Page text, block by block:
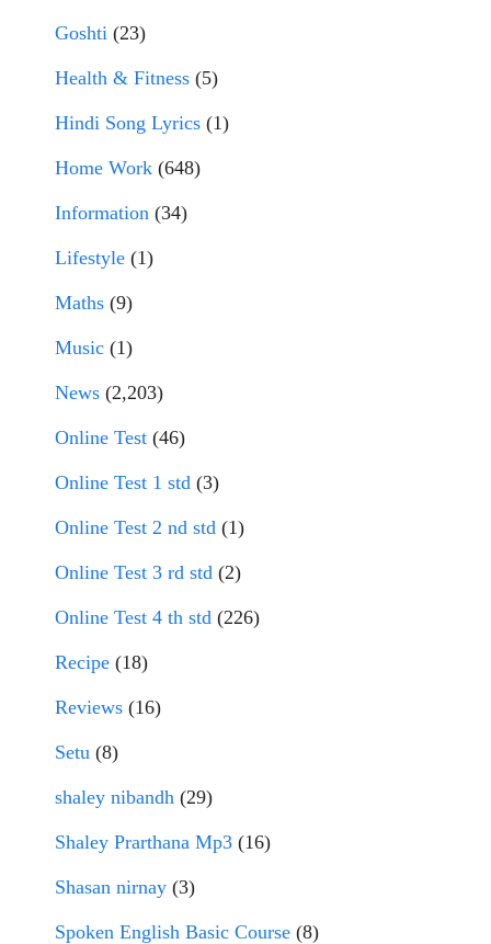
Goshti (23)
Health & Fitness (5)
Hindi Song Lyrics (1)
Home Work (648)
Information (34)
Lifestyle (1)
Maths (9)
Music (1)
News (2,203)
Online Test (46)
Online Test 1 std (3)
Online Test 2 nd std (1)
Online Test 3 rd std (2)
Online Test 4 th std (226)
Recipe (18)
Reviews (16)
Setu (8)
shaley nibandh (29)
Shaley Prarthana Mp3 (16)
Shasan nirnay (3)
Spoken English Basic Course (8)